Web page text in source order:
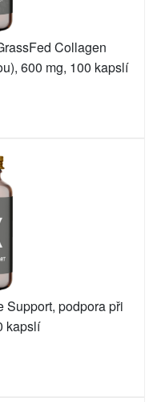
Collagen
600 mg, 100 kapslí
Support, podpora při
kapslí